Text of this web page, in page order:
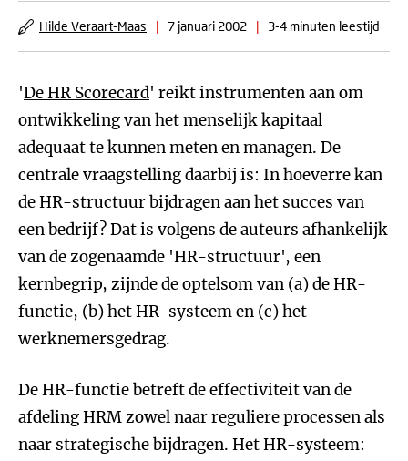
Hilde Veraart-Maas | 7 januari 2002 | 3-4 minuten leestijd
'De HR Scorecard' reikt instrumenten aan om
ontwikkeling van het menselijk kapitaal
adequaat te kunnen meten en managen. De
centrale vraagstelling daarbij is: In hoeverre kan
de HR-structuur bijdragen aan het succes van
een bedrijf? Dat is volgens de auteurs afhankelijk
van de zogenaamde 'HR-structuur', een
kernbegrip, zijnde de optelsom van (a) de HR-
functie, (b) het HR-systeem en (c) het
werknemersgedrag.
De HR-functie betreft de effectiviteit van de
afdeling HRM zowel naar reguliere processen als
naar strategische bijdragen. Het HR-systeem: